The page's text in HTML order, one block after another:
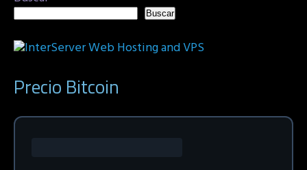
Buscar
Precio Bitcoin